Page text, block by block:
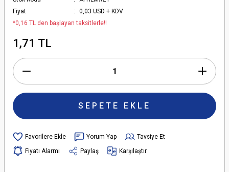
Fiyat
0,03 USD + KDV
*0,16 TL den başlayan taksitlerle!!
1,71 TL
SEPETE EKLE
Yorum Yap
Tavsiye Et
Fiyatı Alarmı
Paylaş Karşılaştır